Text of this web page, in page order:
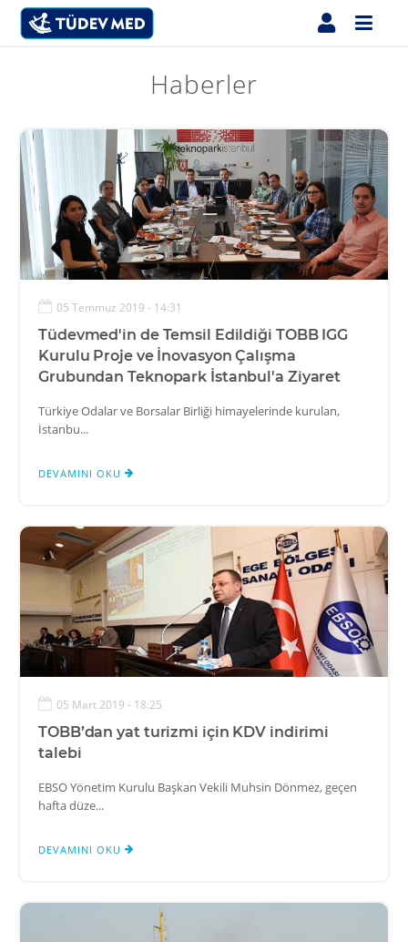
Haberler
05 Temmuz 2019 - 14:31
Tüdevmed'in de Temsil Edildiği TOBB IGG
Kurulu Proje ve İnovasyon Çalışma
Grubundan Teknopark İstanbul'a Ziyaret
Türkiye Odalar ve Borsalar Birliği himayelerinde kurulan,
İstanbu...
DEVAMINI OKU
05 Mart 2019 - 18:25
TOBB’dan yat turizmi için KDV indirimi
talebi
EBSO Yönetim Kurulu Başkan Vekili Muhsin Dönmez, geçen
hafta düze...
DEVAMINI OKU